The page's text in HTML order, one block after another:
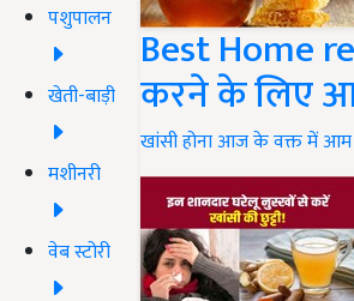
पशुपालन
खेती-बाड़ी
मशीनरी
वेब स्टोरी
Best Home
करने के लिए
खांसी होना आज के वक्त में आम